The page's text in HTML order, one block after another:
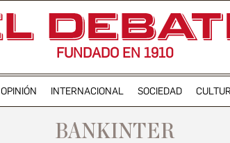
FUNDADO EN 1910
OPINIÓN INTERNACIONAL SOCIEDAD
BANKINTER